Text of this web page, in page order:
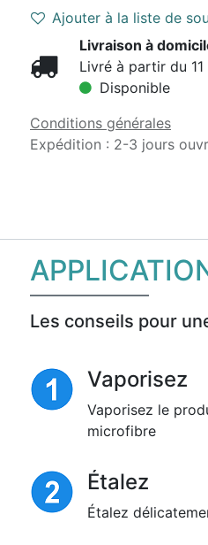
Ajouter à la liste de
Livraison à
Livré à partir du 11
Disponible
Conditions générales
Expédition : 2-3 jours
Les conseils pour
Vaporisez
Vaporisez le
microfibre
Étalez
Étalez